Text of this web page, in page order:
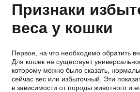
Признаки
веса у кошки
Первое, на что необходимо обратить
Для кошек не существует
которому можно было сказать,
сейчас вес или избыточный. Эти
в зависимости от породы животного и